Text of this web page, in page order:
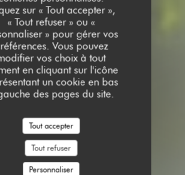
sur « Tout accepter »,
« Tout refuser » ou «
» pour gérer vos
Vous pouvez
vos choix à tout
en cliquant sur l'icône
un cookie en bas
des pages du site.
Tout accepter
Tout refuser
Personnaliser